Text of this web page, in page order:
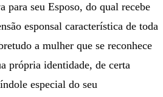
para seu Esposo, do qual recebe
esponsal característica de toda
a mulher que se reconhece
própria identidade, de certa
especial do seu